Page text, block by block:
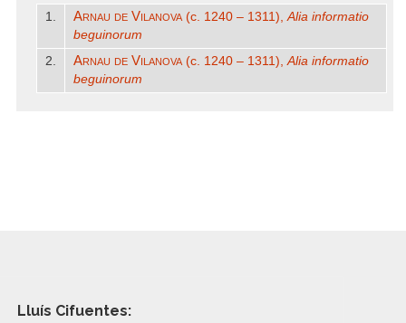
1.
Arnau de Vilanova(c. 1240 – 1311),Alia informatio
beguinorum
2.
Arnau de Vilanova(c. 1240 – 1311),Alia informatio
beguinorum
Lluís Cifuentes: